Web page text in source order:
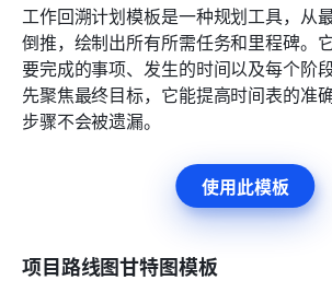
工作回溯计划模板是一种规划工具，从
倒推，绘制出所有所需任务和里程碑。
要完成的事项、发生的时间以及每个阶
先聚焦最终目标，它能提高时间表的准
步骤不会被遗漏。
使用此模板
项目路线图甘特图模板